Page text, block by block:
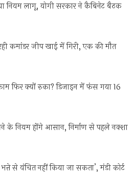
नियम लागू, योगी सरकार ने कैबिनेट बैठक
कमांडर जीप खाई में गिरी, एक की मौत
फिर क्यों रुका? डिजाइन में फंस गया 16
के नियम होंगे आसान, निर्माण से पहले नक्शा
से वंचित नहीं किया जा सकता’, मंडी कोर्ट